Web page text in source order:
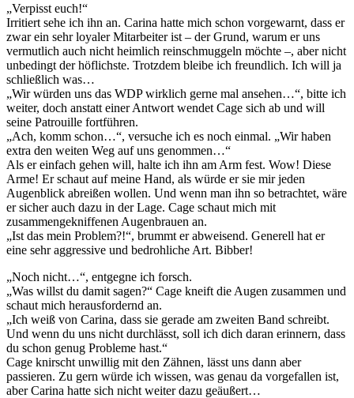
„Verpisst euch!“
Irritiert sehe ich ihn an. Carina hatte mich schon vorgewarnt, dass er
zwar ein sehr loyaler Mitarbeiter ist – der Grund, warum er uns
vermutlich auch nicht heimlich reinschmuggeln möchte –, aber nicht
unbedingt der höflichste. Trotzdem bleibe ich freundlich. Ich will ja
schließlich was…
„Wir würden uns das WDP wirklich gerne mal ansehen…“, bitte ich
weiter, doch anstatt einer Antwort wendet Cage sich ab und will
seine Patrouille fortführen.
„Ach, komm schon…“, versuche ich es noch einmal. „Wir haben
extra den weiten Weg auf uns genommen…“
Als er einfach gehen will, halte ich ihn am Arm fest. Wow! Diese
Arme! Er schaut auf meine Hand, als würde er sie mir jeden
Augenblick abreißen wollen. Und wenn man ihn so betrachtet, wäre
er sicher auch dazu in der Lage. Cage schaut mich mit
zusammengekniffenen Augenbrauen an.
„Ist das mein Problem?!“, brummt er abweisend. Generell hat er
eine sehr aggressive und bedrohliche Art. Bibber!
„Noch nicht…“, entgegne ich forsch.
„Was willst du damit sagen?“ Cage kneift die Augen zusammen und
schaut mich herausfordernd an.
„Ich weiß von Carina, dass sie gerade am zweiten Band schreibt.
Und wenn du uns nicht durchlässt, soll ich dich daran erinnern, dass
du schon genug Probleme hast.“
Cage knirscht unwillig mit den Zähnen, lässt uns dann aber
passieren. Zu gern würde ich wissen, was genau da vorgefallen ist,
aber Carina hatte sich nicht weiter dazu geäußert…